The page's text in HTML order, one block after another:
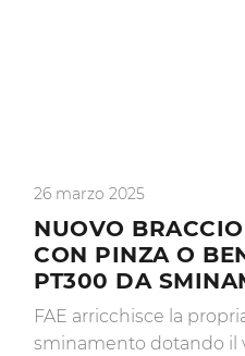
26 marzo 2025
NUOVO
CON PINZA O
PT300 DA
FAE arricchisce la
sminamento dotando il